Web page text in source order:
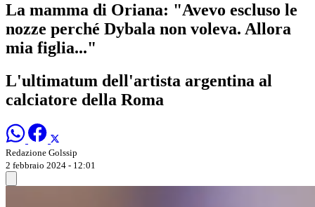
La mamma di Oriana: "Avevo escluso le
nozze perché Dybala non voleva. Allora
mia figlia..."
L'ultimatum dell'artista argentina al
calciatore della Roma
Redazione Golssip
2 febbraio 2024 - 12:01